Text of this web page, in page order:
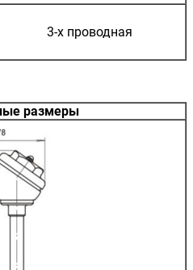
3-х проводная
размеры